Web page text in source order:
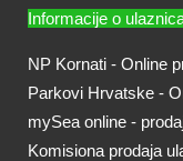
Informacije o
NP Kornati - Online
Parkovi Hrvatske -
mySea online -
Komisiona prodaja